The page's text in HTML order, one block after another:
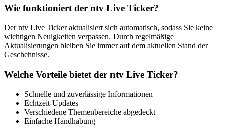
Wie funktioniert der ntv Live Ticker?
Der ntv Live Ticker aktualisiert sich automatisch, sodass Sie keine
wichtigen Neuigkeiten verpassen. Durch regelmäßige
Aktualisierungen bleiben Sie immer auf dem aktuellen Stand der
Geschehnisse.
Welche Vorteile bietet der ntv Live Ticker?
Schnelle und zuverlässige Informationen
Echtzeit-Updates
Verschiedene Themenbereiche abgedeckt
Einfache Handhabung